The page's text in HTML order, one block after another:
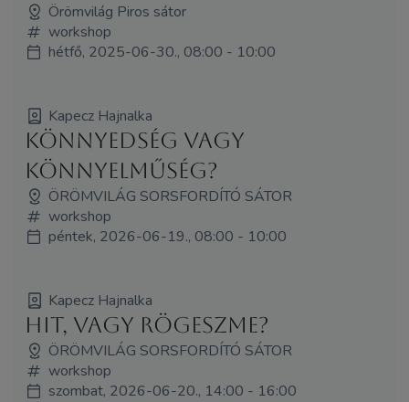
Örömvilág Piros sátor
workshop
hétfő, 2025-06-30., 08:00 - 10:00
Kapecz Hajnalka
Könnyedség vagy
könnyelműség?
ÖRÖMVILÁG SORSFORDÍTÓ SÁTOR
workshop
péntek, 2026-06-19., 08:00 - 10:00
Kapecz Hajnalka
Hit, vagy rögeszme?
ÖRÖMVILÁG SORSFORDÍTÓ SÁTOR
workshop
szombat, 2026-06-20., 14:00 - 16:00